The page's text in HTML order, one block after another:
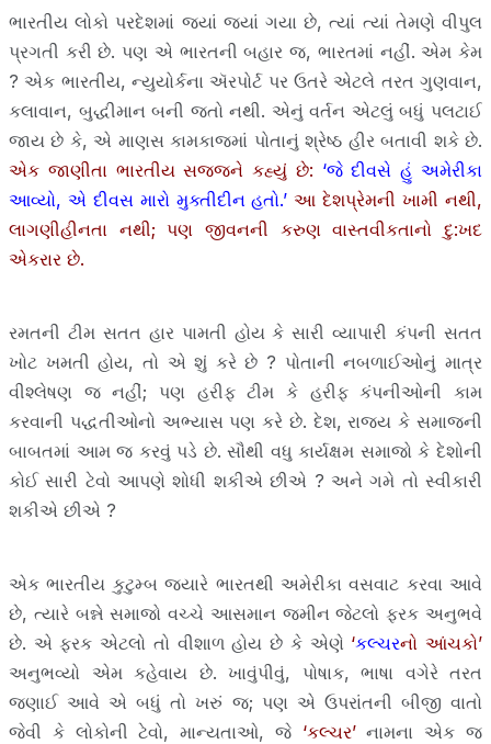
ભારતીય લોકો પરદેશમાં જ્યાં જ્યાં ગયા છે, ત્યાં ત્યાં તેમણે વીપુલ
પ્રગતી કરી છે. પણ એ ભારતની બહાર જ, ભારતમાં નહીં. એમ કેમ
? એક ભારતીય, ન્યુયોર્કના ઍરપોર્ટ પર ઉતરે એટલે તરત ગુણવાન,
કલાવાન, બુદ્ધીમાન બની જતો નથી. એનું વર્તન એટલું બધું પલટાઈ
જાય છે કે, એ માણસ કામકાજમાં પોતાનું શ્રેષ્ઠ હીર બતાવી શકે છે.
એક જાણીતા ભારતીય સજ્જને કહ્યું છે: ‘જે દીવસે હું અમેરીકા
આવ્યો, એ દીવસ મારો મુક્તીદીન હતો.’ આ દેશપ્રેમની ખામી નથી,
લાગણીહીનતા નથી; પણ જીવનની કરુણ વાસ્તવીકતાનો દુ:ખદ
એકરાર છે.
રમતની ટીમ સતત હાર પામતી હોય કે સારી વ્યાપારી કંપની સતત
ખોટ ખમતી હોય, તો એ શું કરે છે ? પોતાની નબળાઈઓનું માત્ર
વીશ્લેષણ જ નહીં; પણ હરીફ ટીમ કે હરીફ કંપનીઓની કામ
કરવાની પદ્ધતીઓનો અભ્યાસ પણ કરે છે. દેશ, રાજ્ય કે સમાજની
બાબતમાં આમ જ કરવું પડે છે. સૌથી વધુ કાર્યક્ષમ સમાજો કે દેશોની
કોઈ સારી ટેવો આપણે શોધી શકીએ છીએ ? અને ગમે તો સ્વીકારી
શકીએ છીએ ?
એક ભારતીય કુટુમ્બ જ્યારે ભારતથી અમેરીકા વસવાટ કરવા આવે
છે, ત્યારે બન્ને સમાજો વચ્ચે આસમાન જમીન જેટલો ફરક અનુભવે
છે. એ ફરક એટલો તો વીશાળ હોય છે કે એણે ‘કલ્ચરનો આંચકો’
અનુભવ્યો એમ કહેવાય છે. ખાવુંપીવું, પોષાક, ભાષા વગેરે તરત
જણાઈ આવે એ બધું તો ખરું જ; પણ એ ઉપરાંતની બીજી વાતો
જેવી કે લોકોની ટેવો, માન્યતાઓ, જે‘કલ્ચર’નામના એક જ